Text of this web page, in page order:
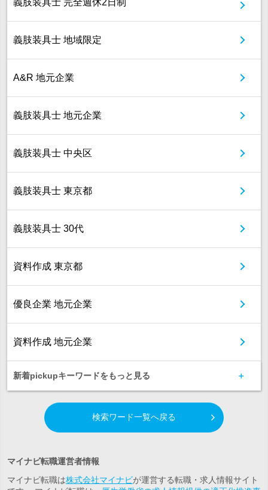
義肢装具士 完全週休2日制
義肢装具士 地域限定
A&R 地元企業
義肢装具士 地元企業
義肢装具士 中央区
義肢装具士 東京都
義肢装具士 30代
資料作成 東京都
優良企業 地元企業
資料作成 地元企業
新着pickupキーワードをもっと見る
検索ワード一覧へ戻る
マイナビ転職運営者情報
マイナビ転職は株式会社マイナビが運営する転職・求人情報サイト